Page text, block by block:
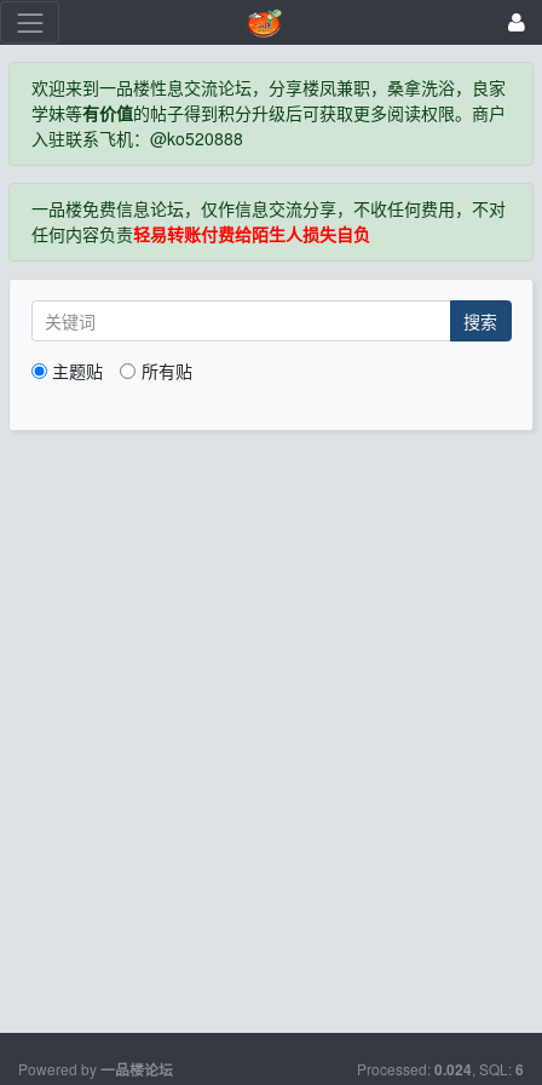
欢迎来到一品楼性息交流论坛，分享楼凤兼职，桑拿洗浴，良家
学妹等有价值的帖子得到积分升级后可获取更多阅读权限。商户
入驻联系飞机：@ko520888
一品楼免费信息论坛，仅作信息交流分享，不收任何费用，不对
任何内容负责轻易转账付费给陌生人损失自负
搜索
主题贴 所有贴
Powered by一品楼论坛 Processed: 0.024 , SQL: 6